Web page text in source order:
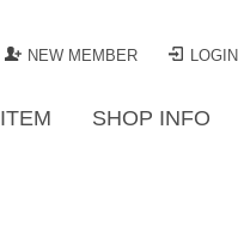
NEW MEMBER LOGIN
ITEM SHOP INFO